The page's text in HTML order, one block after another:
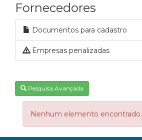
Fornecedores
Documentos para cadastro
Empresas penalizadas
Pesquisa Avançada
Nenhum elemento encontrado.